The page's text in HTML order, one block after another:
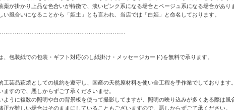
が掛かり上品な色合いが特徴で、淡いピンク系になる場合とベージュ系になる場合があり
風合いになることから「姫土」とも言われ、当店では「白姫」と命名しております。
包装紙での包装・ギフト対応(のし紙掛け・メッセージカード)を無料で承ります。
工芸品萩焼としての規約を遵守し、国産の天然原材料を使い全工程を手作業でしております
すので、悪しからずご了承くださいませ。
ように複数の照明や白の背景板を使って撮影してますが、照明の映り込みが多くある際は風
正が難しい場合はそのままにしていることもございますので、悪しからずご了承ください。